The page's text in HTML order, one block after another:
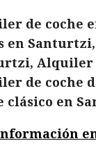
de coche
en
Alquiler
de coche
clásico en